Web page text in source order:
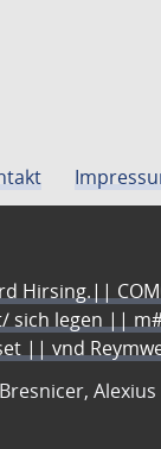
Hirsing.||
sich legen ||
|| vnd
Alexius